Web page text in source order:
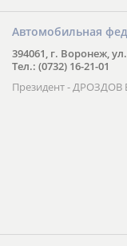
Автомобильная
394061, г. Воронеж,
Тел.: (0732) 16-21-01
Президент - ДРОЗДОВ